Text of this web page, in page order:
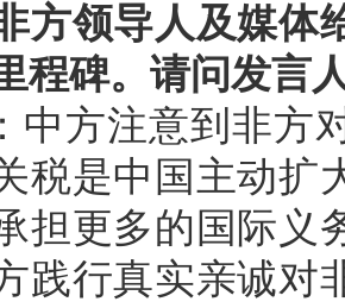
方领导人及媒体
程碑。请问发言
中方注意到非方
税是中国主动扩
担更多的国际义
践行真实亲诚对